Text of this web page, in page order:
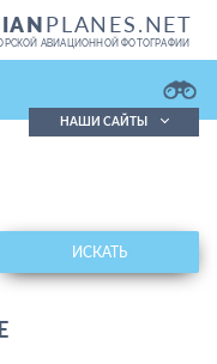
PLANES.NET
АВИАЦИОННОЙ ФОТОГРАФИИ
НАШИ САЙТЫ
ИСКАТЬ